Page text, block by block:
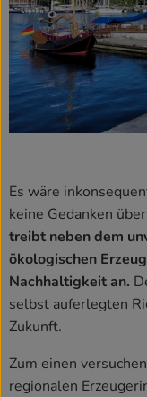
Kühlschrank
Brotkorb
Vorratskammer
Getränke
Firmenkunden
So geht’s
Über uns
Aktuelles
Es wäre
keine Gedanken
treibt neben dem
ökologischen
Nachhaltigkeit an.
selbst auferlegten
Zukunft.
Zum einen
regionalen